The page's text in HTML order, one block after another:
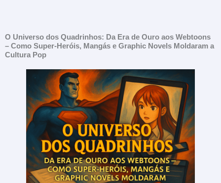
O Universo dos Quadrinhos: Da Era de Ouro aos Webtoons
– Como Super-Heróis, Mangás e Graphic Novels Moldaram a
Cultura Pop